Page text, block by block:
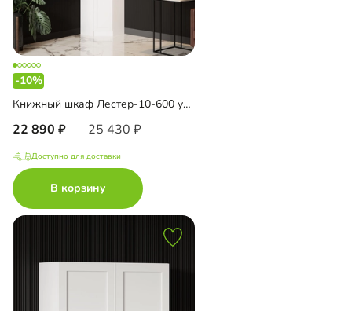
-10%
Книжный шкаф Лестер-10-600 угловой
22 890 25 430
Доступно для доставки
В корзину